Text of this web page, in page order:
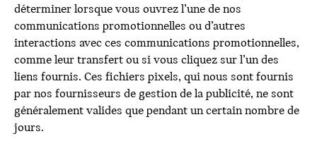
déterminer lorsque vous ouvrez l’une de nos
communications promotionnelles ou d’autres
interactions avec ces communications promotionnelles,
comme leur transfert ou si vous cliquez sur l’un des
liens fournis. Ces fichiers pixels, qui nous sont fournis
par nos fournisseurs de gestion de la publicité, ne sont
généralement valides que pendant un certain nombre de
jours.